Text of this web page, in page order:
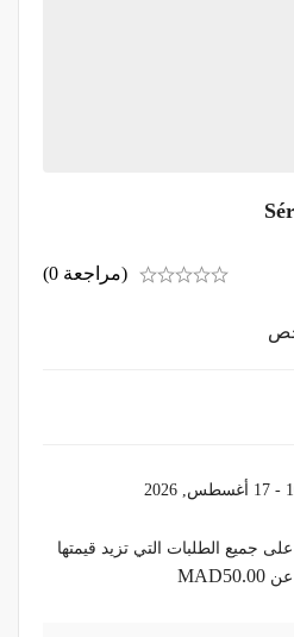
(مراجعة 0)
2026
على جميع الطلبات التي تزيد قيمتها
عن
MAD50.00